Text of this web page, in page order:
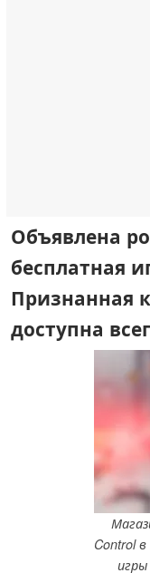
Объявлена
бесплатная
Признанная
доступна
Control
игры